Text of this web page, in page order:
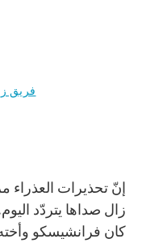
فريق
كان فرانشيسكو وأخته